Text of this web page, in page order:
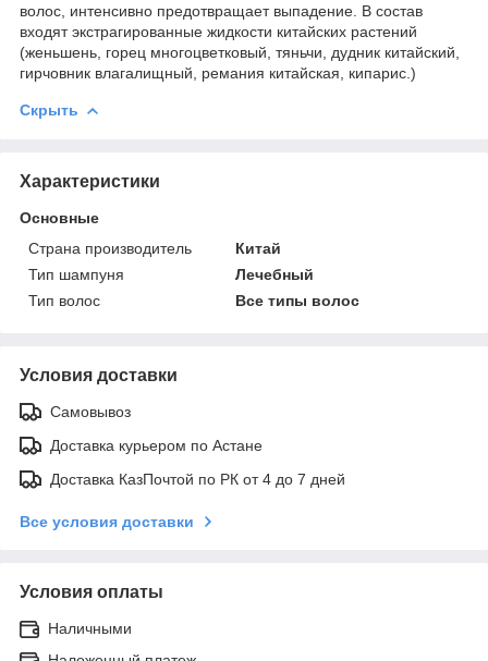
волос, интенсивно предотвращает выпадение. В состав
входят экстрагированные жидкости китайских растений
(женьшень, горец многоцветковый, тяньчи, дудник китайский,
гирчовник влагалищный, ремания китайская, кипарис.)
Скрыть
Характеристики
Основные
Страна производитель
Китай
Тип шампуня
Лечебный
Тип волос
Все типы волос
Условия доставки
Самовывоз
Доставка курьером по Астане
Доставка КазПочтой по РК от 4 до 7 дней
Все условия доставки
Условия оплаты
Наличными